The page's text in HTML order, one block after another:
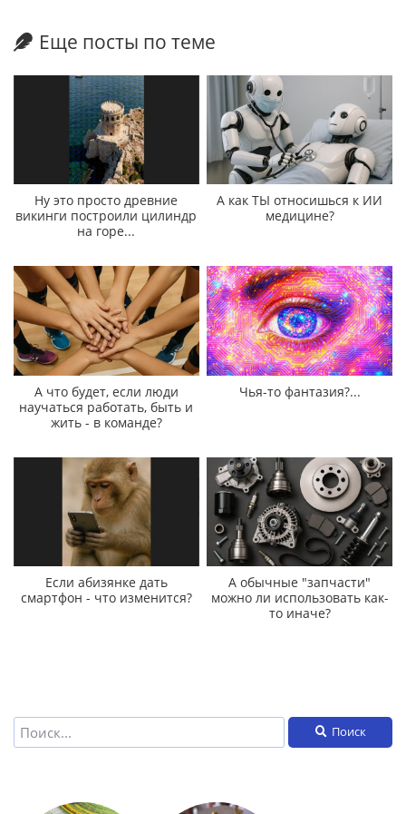
Еще посты по теме
Ну это просто древние
викинги построили цилиндр
на горе...
А как ТЫ относишься к ИИ
медицине?
А что будет, если люди
научаться работать, быть и
жить - в команде?
Чья-то фантазия?...
Если абизянке дать
смартфон - что изменится?
А обычные "запчасти"
можно ли использовать как-
то иначе?
Поиск